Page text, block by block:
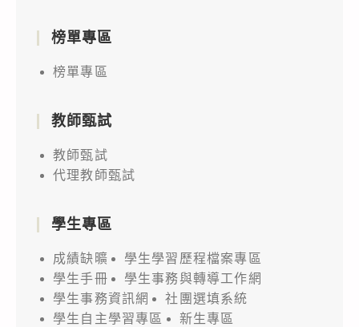
榜單專區
榜單專區
教師甄試
教師甄試
代理教師甄試
學生專區
成績缺曠
學生學習歷程檔案專區
學生手冊
學生事務與轉導工作網
學生事務資訊網
社團選填系統
學生自主學習專區
新生專區